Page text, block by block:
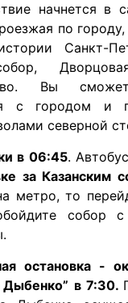
начнется в
по
Санкт-
Вы
с городом и
северной
в 06:45.
за Казанским
метро, то
собор
остановка -
в 7:30.